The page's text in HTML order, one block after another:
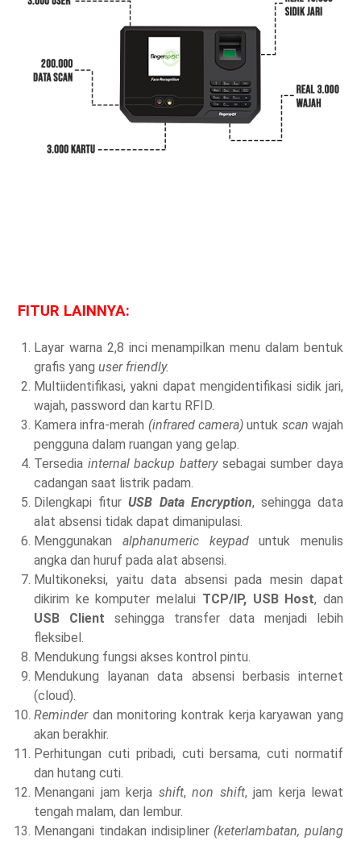
FITUR LAINNYA:
Layar warna 2,8 inci menampilkan menu dalam bentuk
grafis yang user friendly.
Multiidentifikasi, yakni dapat mengidentifikasi sidik jari,
wajah, password dan kartu RFID.
Kamera infra-merah (infrared camera) untuk scanwajah
pengguna dalam ruangan yang gelap.
Tersedia internal backup batterysebagai sumber daya
cadangan saat listrik padam.
Dilengkapi fiturUSB Data Encryption, sehingga data
alat absensi tidak dapat dimanipulasi.
Menggunakan alphanumeric keypaduntuk menulis
angka dan huruf pada alat absensi.
Multikoneksi, yaitu data absensi pada mesin dapat
dikirim ke komputer melalui TCP/IP, USB Host, dan
USB Client sehingga transfer data menjadi lebih
fleksibel.
Mendukung fungsi akses kontrol pintu.
Mendukung layanan data absensi berbasis internet
(cloud).
Reminder dan monitoring kontrak kerja karyawan yang
akan berakhir.
Perhitungan cuti pribadi, cuti bersama, cuti normatif
dan hutang cuti.
Menangani jam kerja shift, non shift, jam kerja lewat
tengah malam, dan lembur.
Menangani tindakan indisipliner(keterlambatan, pulang